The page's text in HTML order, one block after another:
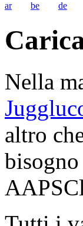
ar be de
Nella
altro